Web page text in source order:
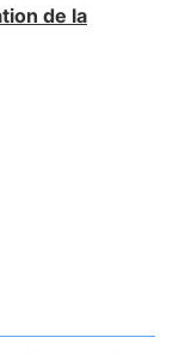
de la